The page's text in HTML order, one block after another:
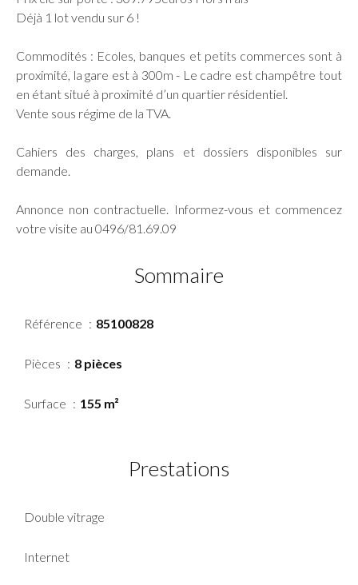
Déjà 1 lot vendu sur 6 !
Commodités : Ecoles, banques et petits commerces sont à
proximité, la gare est à 300m - Le cadre est champêtre tout
en étant situé à proximité d’un quartier résidentiel.
Vente sous régime de la TVA.
Cahiers des charges, plans et dossiers disponibles sur
demande.
Annonce non contractuelle. Informez-vous et commencez
votre visite au 0496/81.69.09
Sommaire
Référence 85100828
Pièces 8 pièces
Surface 155 m²
Prestations
Double vitrage
Internet